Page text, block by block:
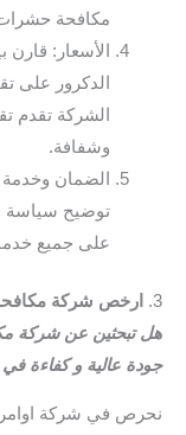
مكافحة حشرات
الأسعار:
الدكرور على
الشركة تقدم
وشفافة.
الضمان
توضيح سياسة
على جميع
3.
ارخص شركة
هل تبحثين عن شركة
جودة عالية و كفاءة
نحرص في شركة